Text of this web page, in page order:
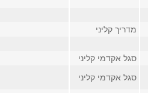
מדריך קליני
סגל אקדמי קליני
סגל אקדמי קליני